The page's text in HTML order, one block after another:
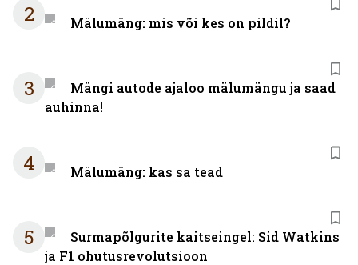
2 Mälumäng: mis või kes on pildil?
3
Mängi autode ajaloo mälumängu ja saad
auhinna!
4 Mälumäng: kas sa tead
5
Surmapõlgurite kaitseingel: Sid Watkins
ja F1 ohutusrevolutsioon